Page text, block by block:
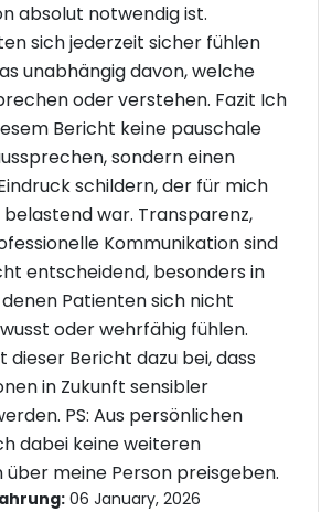
absolut notwendig ist.
sich jederzeit sicher fühlen
unabhängig davon, welche
oder verstehen. Fazit Ich
Bericht keine pauschale
sondern einen
schildern, der für mich
war. Transparenz,
Kommunikation sind
entscheidend, besonders in
Patienten sich nicht
oder wehrfähig fühlen.
Bericht dazu bei, dass
in Zukunft sensibler
PS: Aus persönlichen
dabei keine weiteren
meine Person preisgeben.
06 January, 2026